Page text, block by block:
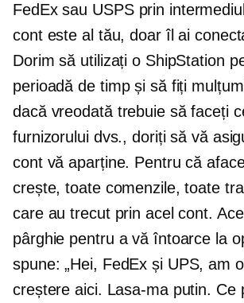
FedEx sau USPS prin
cont este al tău, doar îl ai
Dorim să utilizați o ShipStation
perioadă de timp și să fiți
dacă vreodată trebuie să faceți
furnizorului dvs., doriți să vă
cont vă aparține. Pentru că
crește, toate comenzile, toate
care au trecut prin acel cont.
pârghie pentru a vă întoarce la
spune: „Hei, FedEx și UPS, am
creștere aici. Lasa-ma putin. Ce